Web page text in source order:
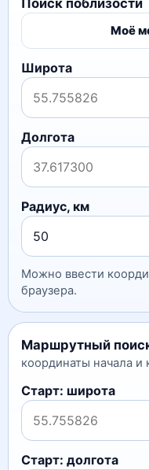
Поиск поблизости
Моё
Широта
Долгота
Радиус, км
Можно ввести
браузера.
Маршрутный
координаты начала
Старт: широта
Старт: долгота